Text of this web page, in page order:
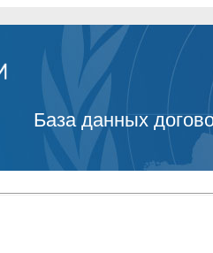
База данных